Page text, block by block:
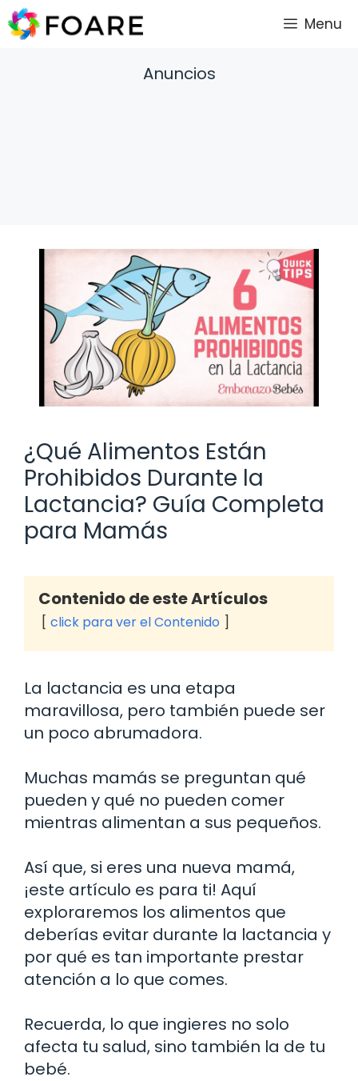
Saltar
al
Menu
Anuncios
¿Qué Alimentos Están
Prohibidos Durante la
Lactancia? Guía Completa
para Mamás
Contenido de este Artículos
click para ver el Contenido
La lactancia es una etapa
maravillosa, pero también puede ser
un poco abrumadora.
Muchas mamás se preguntan qué
pueden y qué no pueden comer
mientras alimentan a sus pequeños.
Así que, si eres una nueva mamá,
¡este artículo es para ti! Aquí
exploraremos los alimentos que
deberías evitar durante la lactancia y
por qué es tan importante prestar
atención a lo que comes.
Recuerda, lo que ingieres no solo
afecta tu salud, sino también la de tu
bebé.